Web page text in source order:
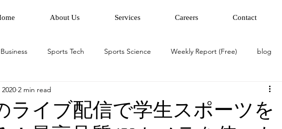
About Us Services Careers Contact
Sports Tech Sports Science Weekly Report (Free) blog
ライブ配信で学生スポーツを
2 min read